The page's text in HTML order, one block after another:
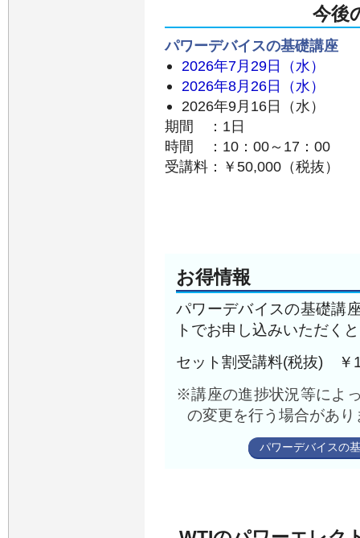
今後
パワーデバイスの基礎講座
2026年7月29日（水）
2026年8月26日（水）
2026年9月16日（水）
期間 ：1日
時間 ：10：00～17：00
受講料：￥50,000（税抜）
お得情報
パワーデバイスの基礎講
トでお申し込みいただく
セット割受講料(税抜) ￥
※講座の進捗状況等によ
の変更を⾏う場合があり
パワーデバイスの